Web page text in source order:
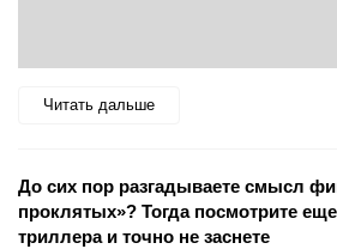
Читать дальше
До сих пор разгадываете смысл
проклятых»? Тогда посмотрите
триллера и точно не заснете